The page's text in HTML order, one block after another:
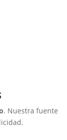
. Nuestra fuente